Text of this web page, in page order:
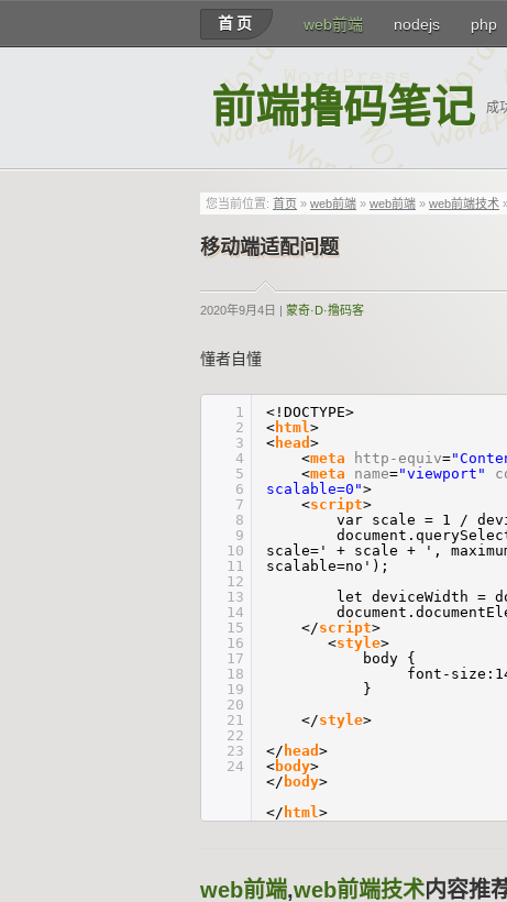
首页 web前端 nodejs php
前端撸码笔记 成
您当前位置: 首页 » web前端 » web前端 » web前端技术
移动端适配问题
2020年9月4日 | 蒙奇·D·撸码客
懂者自懂
1
2
3
4
5
6
7
8
9
10
11
12
13
14
15
16
17
18
19
20
21
22
23
24
<!DOCTYPE>
< html>
< head >
<meta http-equiv=
<meta name="viewport"
scalable=0">
<script>
var scale = 1 /
scale=' + scale + ',
scalable=no');
let deviceWidth =
</script>
<style>
body {
font-
}
</style>
</ head >
<body>
</ body>
</ html>
web前端,web前端技术内容推